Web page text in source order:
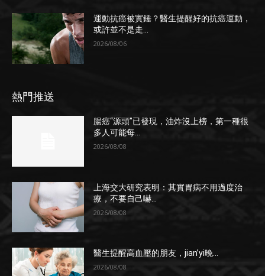
運動抗癌被實錘？醫生提醒好的抗癌運動，
或許並不是走...
2026/08/06
熱門推送
腸癌“源頭”已發現，油炸沒上榜，第一種很
多人可能每...
2026/08/08
上海交大研究表明：其實胃病不用過度治
療，不要自己嚇...
2026/08/08
醫生提醒高血壓的朋友，jian’yi晚...
2026/08/08